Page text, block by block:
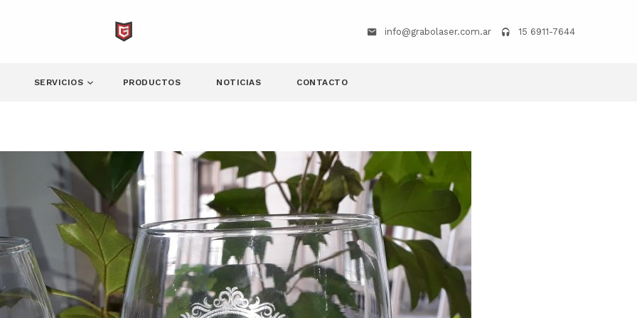
info@grabolaser.com.ar 15 6911-7644
SERVICIOS PRODUCTOS NOTICIAS CONTACTO